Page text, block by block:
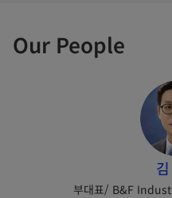
Our People
부대표/ B&F